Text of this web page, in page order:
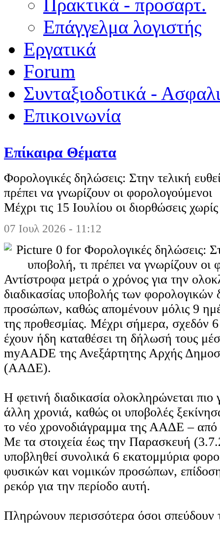
Πρακτικά - προσαρτ.
Επάγγελμα λογιστής
Εργατικά
Forum
Συνταξιοδοτικά -
Επικοινωνία
Επίκαιρα Θέματα
Φορολογικές δηλώσεις: Στην τελική
πρέπει να γνωρίζουν οι φορολογούμενοι
Μέχρι τις 15 Ιουλίου οι διορθώσεις
07 Ιουλ 2026 - 11:12
Αντίστροφα μετρά ο χρόνος για την
διαδικασίας υποβολής των
προσώπων, καθώς απομένουν μόλις 9
της προθεσμίας. Μέχρι σήμερα, σχεδόν
έχουν ήδη καταθέσει τη δήλωσή τους
myAADE της Ανεξάρτητης Αρχής
(ΑΑΔΕ).
Η φετινή διαδικασία ολοκληρώνεται
άλλη χρονιά, καθώς οι υποβολές
το νέο χρονοδιάγραμμα της ΑΑΔΕ –
Με τα στοιχεία έως την Παρασκευή
υποβληθεί συνολικά 6 εκατομμύρια
φυσικών και νομικών προσώπων,
ρεκόρ για την περίοδο αυτή.
Πληρώνουν περισσότερα όσοι σπεύδουν